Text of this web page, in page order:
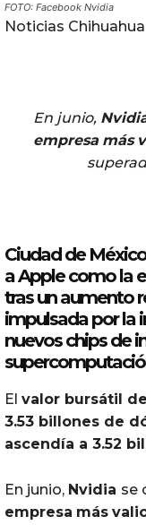
FOTO: Facebook Nvidia
Noticias Chihuahua
En junio,
empresa más
Ciudad de
aApple comola
tras un aumento
impulsada porla
nuevoschipsde
El valor bursátil de
3.53 billones de
ascendía a 3.52
En junio, Nvidia se
empresa más